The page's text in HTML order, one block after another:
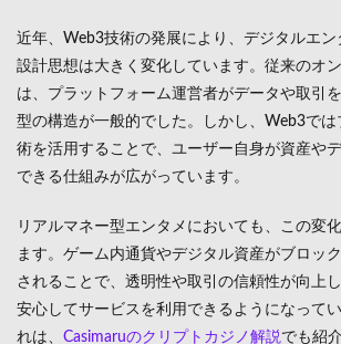
の仕
組み
2
ブロ
チェ
ーン
トコ
ント
ラク
役割
近年、Web3技術の発展により、デジタルエ
設計思想は大きく変化しています。従来のオ
は、プラットフォーム運営者がデータや取引
型の構造が一般的でした。しかし、Web3で
術を活用することで、ユーザー自身が資産や
できる仕組みが広がっています。
リアルマネー型エンタメにおいても、この変
ます。ゲーム内通貨やデジタル資産がブロッ
されることで、透明性や取引の信頼性が向上
安心してサービスを利用できるようになって
れは、 Casimaruのクリプトカジノ解説でも紹